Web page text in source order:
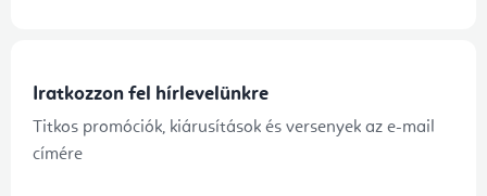
Iratkozzon fel hírlevelünkre
Titkos promóciók, kiárusítások és versenyek az e-mail
címére